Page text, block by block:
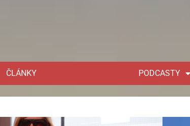
ČLÁNKY PODCASTY